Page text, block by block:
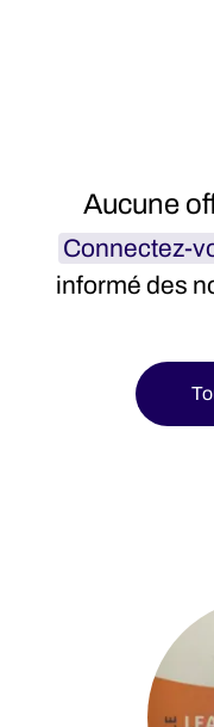
Aucune
Connectez-
informé des